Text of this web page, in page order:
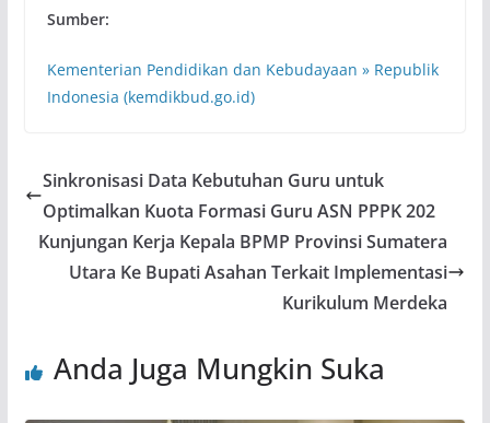
Sumber:
Kementerian Pendidikan dan Kebudayaan » Republik
Indonesia (kemdikbud.go.id)
Sinkronisasi Data Kebutuhan Guru untuk
Optimalkan Kuota Formasi Guru ASN PPPK 202
Kunjungan Kerja Kepala BPMP Provinsi Sumatera
Utara Ke Bupati Asahan Terkait Implementasi
Kurikulum Merdeka
Anda Juga Mungkin Suka